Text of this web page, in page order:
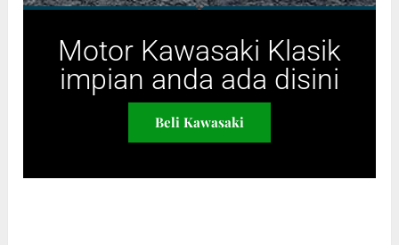
Motor Kawasaki Klasik
impian anda ada disini
Beli Kawasaki